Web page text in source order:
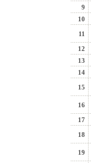
9
10
11
12
13
14
15
16
17
18
19